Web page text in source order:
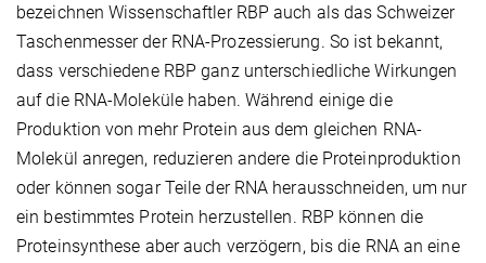
bezeichnen Wissenschaftler RBP auch als das Schweizer
Taschenmesser der RNA-Prozessierung. So ist bekannt,
dass verschiedene RBP ganz unterschiedliche Wirkungen
auf die RNA-Moleküle haben. Während einige die
Produktion von mehr Protein aus dem gleichen RNA-
Molekül anregen, reduzieren andere die Proteinproduktion
oder können sogar Teile der RNA herausschneiden, um nur
ein bestimmtes Protein herzustellen. RBP können die
Proteinsynthese aber auch verzögern, bis die RNA an eine